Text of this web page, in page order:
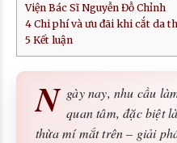
Viện Bác Sĩ Nguyễn Đỗ Chỉnh
4 Chi phí và ưu đãi khi cắt da
5 Kết luận
N gày nay, nhu cầu
quan tâm, đặc biệt
thừa mí mắt trên – giải